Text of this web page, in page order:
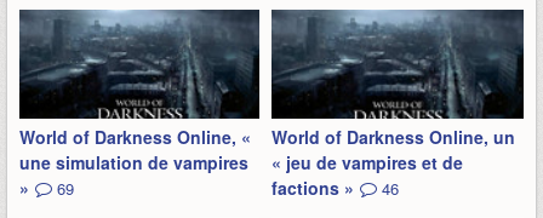
World of Darkness Online, «
une simulation de vampires
»
69
World of Darkness Online, un
« jeu de vampires et de
factions »
46